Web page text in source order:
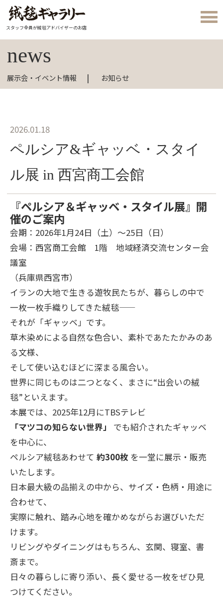
スタッフ全員が絨毯アドバイザーのお店
news
展示会・イベント情報 お知らせ
2026.01.18
ペルシア&ギャッベ・スタイ
ル展 in 西宮商工会館
『ペルシア＆ギャッベ・スタイル展』開
催のご案内
会期：2026年1月24日（土）～25日（日）
会場：西宮商工会館 1階 地域経済交流センター会
議室
（兵庫県西宮市）
イランの大地で生きる遊牧民たちが、暮らしの中で
一枚一枚手織りしてきた絨毯――
それが「ギャッベ」です。
草木染めによる自然な色合い、素朴であたたかみのあ
る文様、
そして使い込むほどに深まる風合い。
世界に同じものは二つとなく、まさに“出会いの絨
毯”といえます。
本展では、2025年12月にTBSテレビ
「マツコの知らない世界」
でも紹介されたギャッベ
を中心に、
ペルシア絨毯あわせて約300枚 を一堂に展示・販売
いたします。
日本最大級の品揃えの中から、サイズ・色柄・用途に
合わせて、
実際に触れ、踏み心地を確かめながらお選びいただ
けます。
リビングやダイニングはもちろん、玄関、寝室、書
斎まで。
日々の暮らしに寄り添い、長く愛せる一枚をぜひ見
つけてください。